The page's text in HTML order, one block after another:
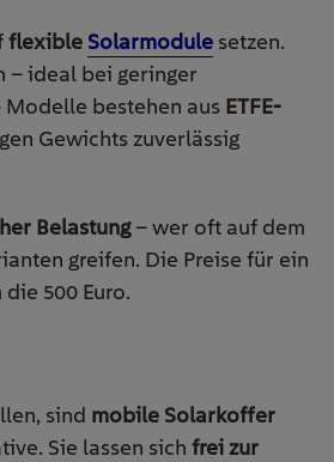
flexible Solarmodule setzen.
– ideal bei geringer
bestehen aus ETFE-
Gewichts zuverlässig
Belastung– wer oft auf dem
greifen. Die Preise für ein
500 Euro.
sind mobile Solarkoffer
Sie lassen sich frei zur